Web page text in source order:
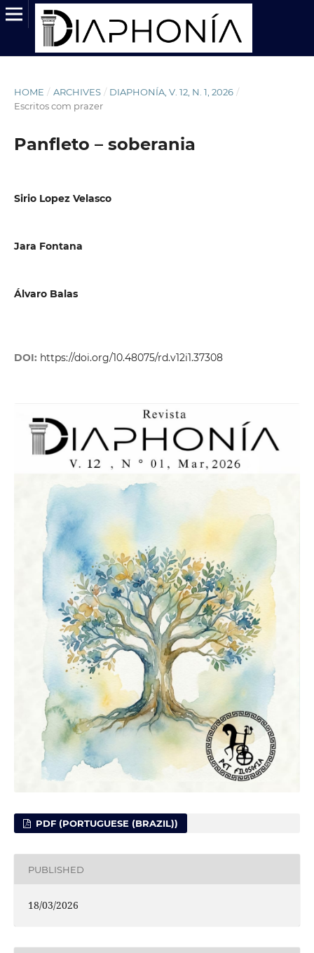
HOME / ARCHIVES / DIAPHONÍA, V. 12, N. 1, 2026 /
Escritos com prazer
Panfleto – soberania
Sirio Lopez Velasco
Jara Fontana
Álvaro Balas
DOI: https://doi.org/10.48075/rd.v12i1.37308
PDF (PORTUGUESE (BRAZIL))
PUBLISHED
18/03/2026